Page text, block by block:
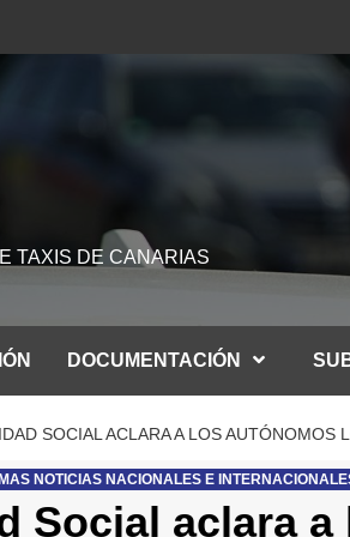
TAXIS DE CANARIAS
DOCUMENTACIÓN
SOCIAL ACLARA A LOS
NOTICIAS NACIONALES E
Social aclara